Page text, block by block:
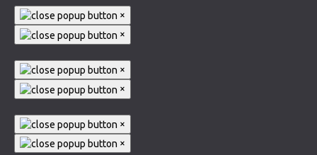
×
×
×
×
×
×